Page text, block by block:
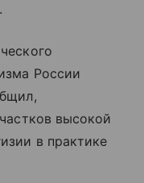
России
высокой
в практике